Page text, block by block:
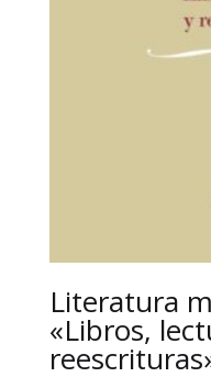
Literatura
«Libros,